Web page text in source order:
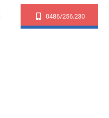
0486/256.230